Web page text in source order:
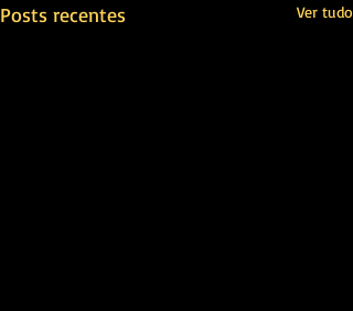
Posts recentes Ver tudo